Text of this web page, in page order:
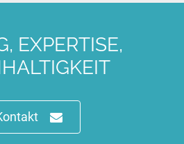
EXPERTISE,